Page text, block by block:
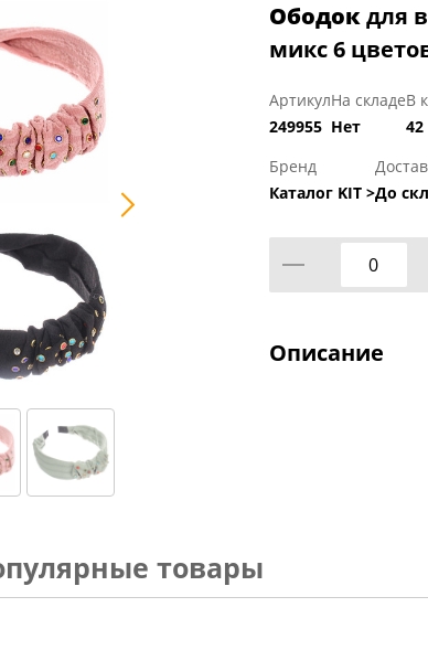
Ободокдля
микс 6
Артикул
249955
На складе
Нет
В
42
Бренд
Каталог KIT >До
Описание
товары